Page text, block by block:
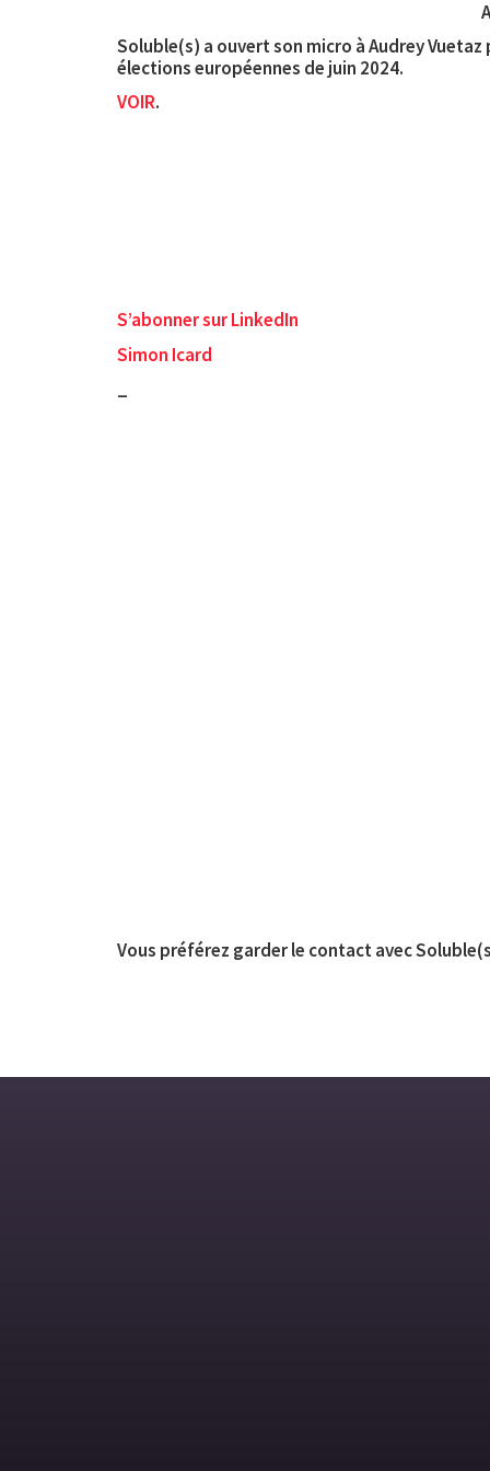
Soluble(s) a ouvert son micro à Audrey
élections européennes de juin 2024.
VOIR.
S’abonner sur LinkedIn
Simon Icard
Vous préférez garder le contact avec